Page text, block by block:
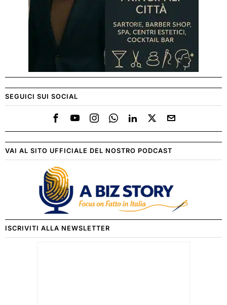
SEGUICI SUI SOCIAL
VAI AL SITO UFFICIALE DEL NOSTRO PODCAST
ISCRIVITI ALLA NEWSLETTER